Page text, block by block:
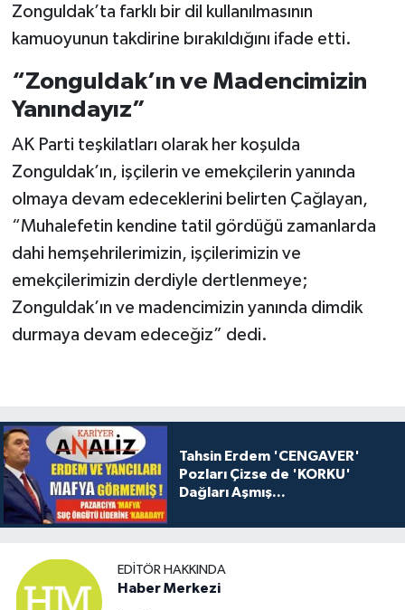
Zonguldak’ta farklı bir dil kullanılmasının
kamuoyunun takdirine bırakıldığını ifade etti.
“Zonguldak’ın ve Madencimizin
Yanındayız”
AK Parti teşkilatları olarak her koşulda
Zonguldak’ın, işçilerin ve emekçilerin yanında
olmaya devam edeceklerini belirten Çağlayan,
“Muhalefetin kendine tatil gördüğü zamanlarda
dahi hemşehrilerimizin, işçilerimizin ve
emekçilerimizin derdiyle dertlenmeye;
Zonguldak’ın ve madencimizin yanında dimdik
durmaya devam edeceğiz” dedi.
Tahsin Erdem 'CENGAVER'
Pozları Çizse de 'KORKU'
Dağları Aşmış...
EDITÖR HAKKINDA
Haber Merkezi